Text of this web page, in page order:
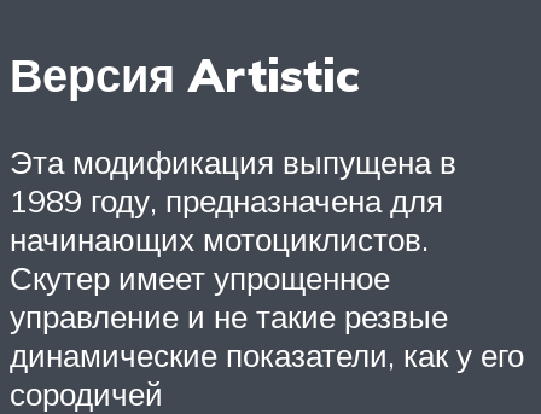
Версия Artistic
Эта модификация выпущена в
1989 году, предназначена для
начинающих мотоциклистов.
Скутер имеет упрощенное
управление и не такие резвые
динамические показатели, как у его
сородичей